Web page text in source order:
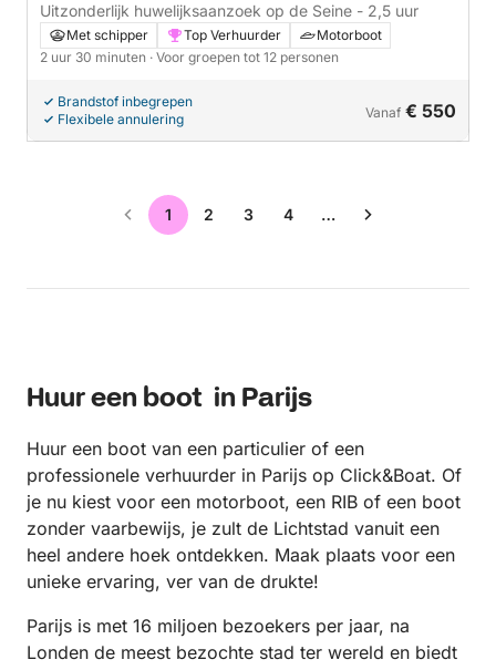
Uitzonderlijk huwelijksaanzoek op de Seine - 2,5 uur
Met schipper Top Verhuurder
Motorboot
2 uur 30 minuten · Voor groepen tot 12 personen
Brandstof inbegrepen
Flexibele annulering
Vanaf € 550
1 2 3 4 …
Huur een boot in Parijs
Huur een boot van een particulier of een
professionele verhuurder in Parijs op Click&Boat. Of
je nu kiest voor een motorboot, een RIB of een boot
zonder vaarbewijs, je zult de Lichtstad vanuit een
heel andere hoek ontdekken. Maak plaats voor een
unieke ervaring, ver van de drukte!
Parijs is met 16 miljoen bezoekers per jaar, na
Londen de meest bezochte stad ter wereld en biedt